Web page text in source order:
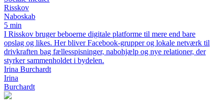
Risskov
Naboskab
5 min
I Risskov bruger beboerne digitale platforme til mere end bare
opslag og likes. Her bliver Facebook-grupper og lokale netværk til
drivkraften bag fællesspisninger, nabohjælp og nye relationer, der
styrker sammenholdet i bydelen.
Irina Burchardt
Irina
Burchardt